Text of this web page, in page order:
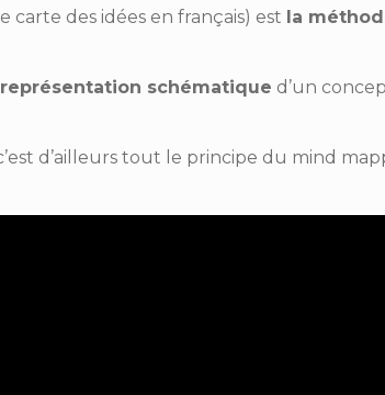
des idées en français) est la
représentation schématique d’un
d’ailleurs tout le principe du mind